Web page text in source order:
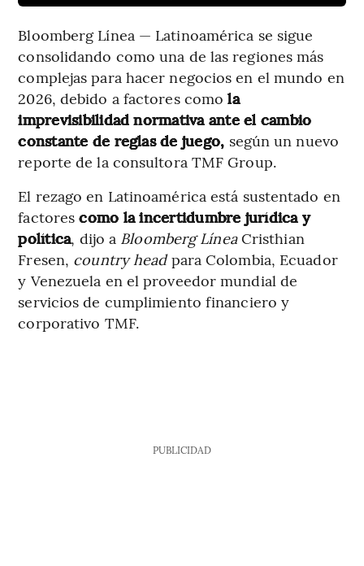
Bloomberg Línea — Latinoamérica se sigue
consolidando como una de las regiones más
complejas para hacer negocios en el mundo en
2026, debido a factores comola
imprevisibilidad normativa ante el cambio
constante de reglas de juego, según un nuevo
reporte de la consultora TMF Group.
El rezago en Latinoamérica está sustentado en
factores como la incertidumbre jurídica y
política, dijo a Bloomberg LíneaCristhian
Fresen, country headpara Colombia, Ecuador
y Venezuela en el proveedor mundial de
servicios de cumplimiento financiero y
corporativo TMF.
PUBLICIDAD